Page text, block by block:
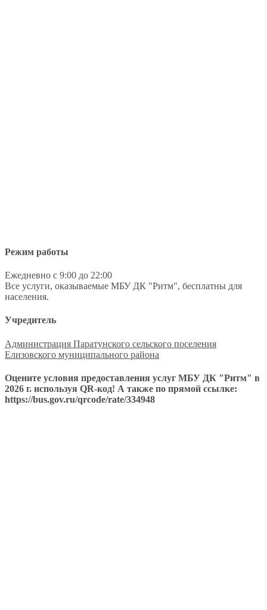
Режим работы
Ежедневно с 9:00 до 22:00
Все услуги, оказываемые МБУ ДК "Ритм", бесплатны для
населения.
Учредитель
Администрация Паратунского сельского поселения
Елизовского муниципального района
Оцените условия предоставления услуг МБУ ДК "Ритм" в
2026 г. используя QR-код! А также по прямой ссылке:
https://bus.gov.ru/qrcode/rate/334948